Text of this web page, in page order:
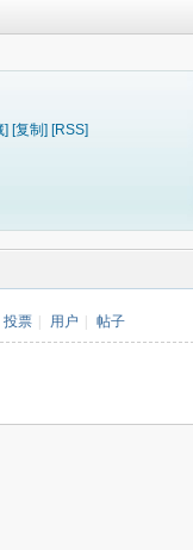
] [复制] [RSS]
投票 用户 帖子